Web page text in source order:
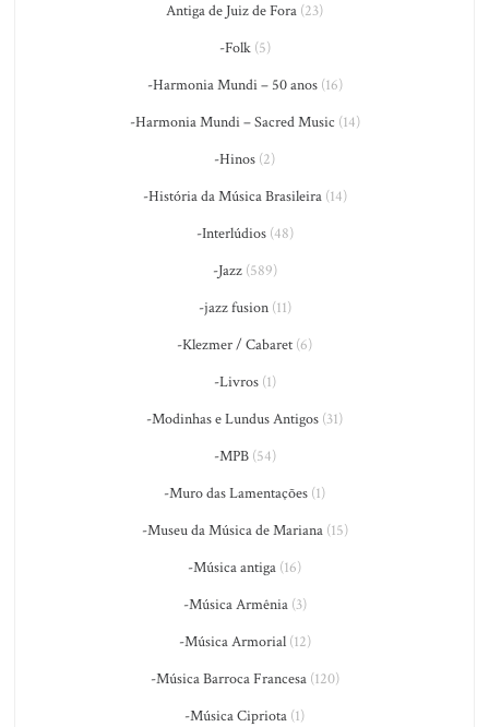
Antiga de Juiz de Fora (23)
-Folk(5)
-Harmonia Mundi – 50 anos(16)
-Harmonia Mundi – Sacred Music (14)
-Hinos (2)
-História da Música Brasileira(14)
-Interlúdios(48)
-Jazz(589)
-jazz fusion(11)
-Klezmer / Cabaret (6)
-Livros(1)
-Modinhas e Lundus Antigos (31)
-MPB(54)
-Muro das Lamentações (1)
-Museu da Música de Mariana(15)
-Música antiga (16)
-Música Armênia(3)
-Música Armorial(12)
-Música Barroca Francesa(120)
-Música Cipriota (1)